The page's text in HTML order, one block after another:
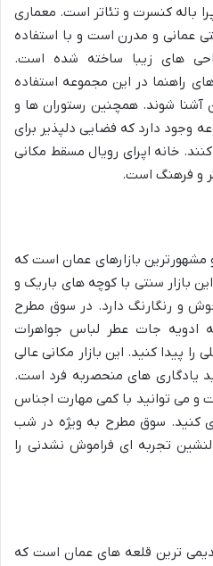
باله کنسرت و تئاتر است. معماری
عمانی و مدرن است و با استفاده
های زیبا ساخته شده است.
راهنما در این مجموعه استفاده
آشنا شوند. همچنین رستوران ها و
وجود دارد که فضایی دلپذیر برای
خانه اپرای رویال مسقط مکانی
و فرهنگ است.
بازارهای عمان است که
بازار سنتی با کوچه های باریک و
و رنگارنگ دارد. در سوق مطرح
ادویه جات عطر لباس جواهرات
پیدا کنید. این بازار مکانی عالی
یادگاری های منحصربه فرد است.
و می توانید با کمی مهارت اجناس
کنید. سوق مطرح به ویژه در شب
تجربه ای فراموش نشدنی را
ترین قلعه های عمان است که